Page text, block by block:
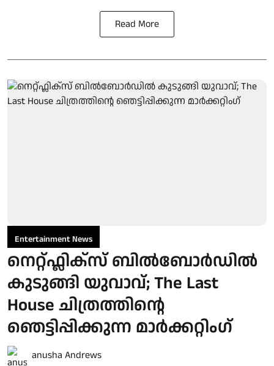
Read More
Entertainment News
നെറ്റ്ഫ്ലിക്സ് ബിൽബോർഡിൽ
കുടുങ്ങി യുവാവ്; The Last
House ചിത്രത്തിന്റെ
ഞെട്ടിപ്പിക്കുന്ന മാർക്കറ്റിം​ഗ്
anusha Andrews